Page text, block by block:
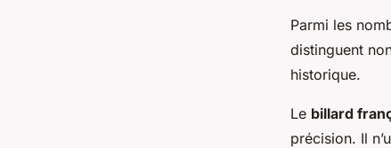
Parmi les
distinguent
historique.
Le billard
précision. Il